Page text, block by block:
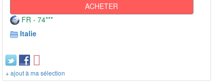
ACHETER
FR - 74***
Italie
+ ajout à ma sélection